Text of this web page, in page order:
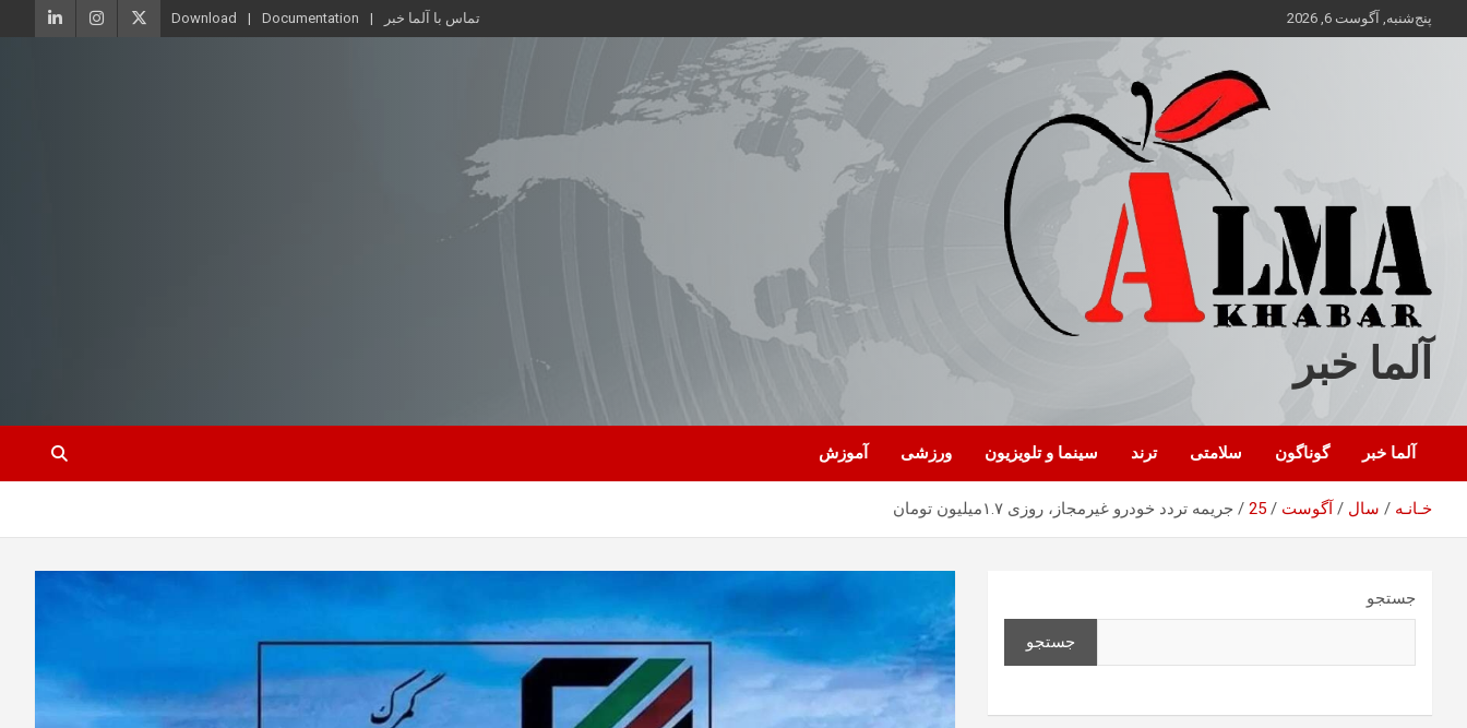
محتوا
پنج‌شنبه, آگوست 6, 2026 تماس با آلما خبر Documentation
Download
آلما خبر
آلما خبر گوناگون سلامتی ترند سینما و تلویزیون ورزشی آموزش
خـانـه سال آگوست 25 جریمه تردد خودرو غیرمجاز، روزی ۱.۷میلیون تومان
جستجو
جستجو